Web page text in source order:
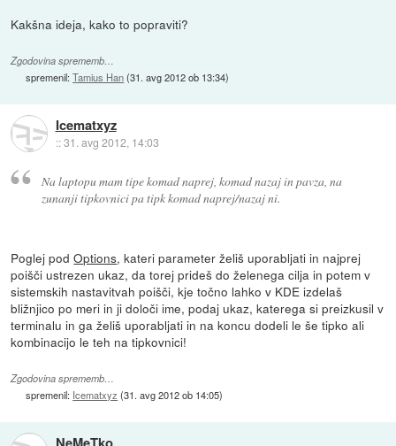
Kakšna ideja, kako to popraviti?
Zgodovina sprememb…
spremenil:Tamius Han(31. avg 2012 ob 13:34)
Icematxyz
::31. avg 2012, 14:03
Na laptopu mam tipe komad naprej, komad nazaj in pavza, na
zunanji tipkovnici pa tipk komad naprej/nazaj ni.
Poglej podOptions, kateri parameter želiš uporabljati in najprej
poišči ustrezen ukaz, da torej prideš do želenega cilja in potem v
sistemskih nastavitvah poišči, kje točno lahko v KDE izdelaš
bližnjico po meri in ji določi ime, podaj ukaz, katerega si preizkusil v
terminalu in ga želiš uporabljati in na koncu dodeli le še tipko ali
kombinacijo le teh na tipkovnici!
Zgodovina sprememb…
spremenil: Icematxyz (31. avg 2012 ob 14:05)